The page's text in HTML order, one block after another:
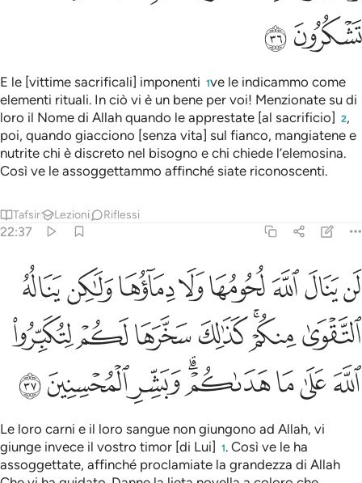
ﲳﲴ
E le [vittime sacrificali] imponenti 1ve le indicammo come
elementi rituali. In ciò vi è un bene per voi! Menzionate su di
loro il Nome di Allah quando le apprestate [al sacrificio]
2,
poi, quando giacciono [senza vita] sul fianco, mangiatene e
nutrite chi è discreto nel bisogno e chi chiede l’elemosina.
Così ve le assoggettammo affinché siate riconoscenti.
Tafsir Lezioni Riflessi
22:37
لن ينال الله لحومها ولا دماوها ولاكن يناله التقوى منكم كذالك
لَن يَنَالَ ٱللَّهَ لُحُومُهَا وَلَا دِمَآؤُهَا وَلَـٰكِن يَنَالُهُ ٱلتَّقْوَىٰ
ﲵﲶﲷﲸﲹﲺﲻﲼ
ﲽﲾﲿﳀﳁﳂﳃ
ﳄﳅﳆﳇﳈﳉﳊﳋ
Le loro carni e il loro sangue non giungono ad Allah, vi
giunge invece il vostro timor [di Lui]
1. Così ve le ha
assoggettate, affinché proclamiate la grandezza di Allah